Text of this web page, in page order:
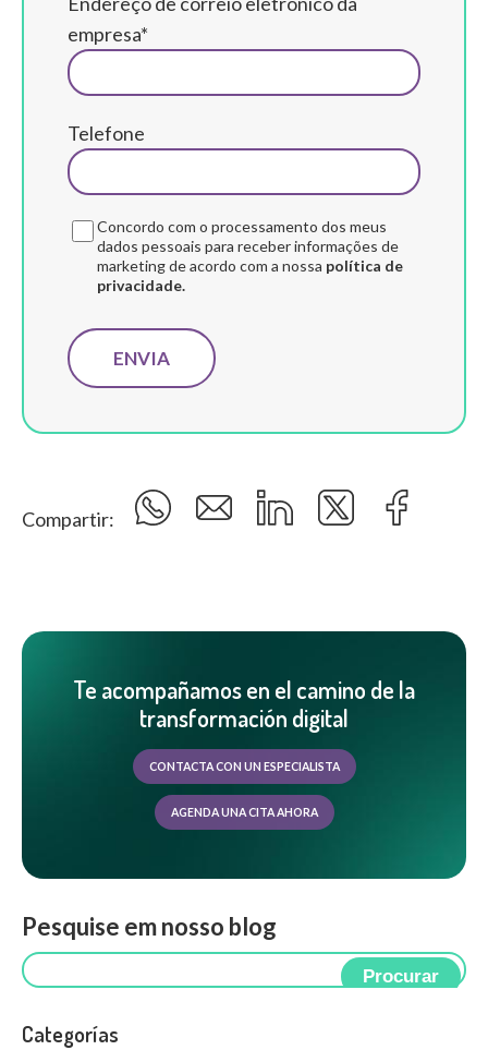
empresa*
Telefone
Concordo com o processamento dos meus
dados pessoais para receber informações de
marketing de acordo com a nossa política de
privacidade.
Compartir:
Te acompañamos en el camino de la
transformación digital
CONTACTA CON UN ESPECIALISTA
AGENDA UNA CITA AHORA
Pesquise em nosso blog
Procurar
Categorías